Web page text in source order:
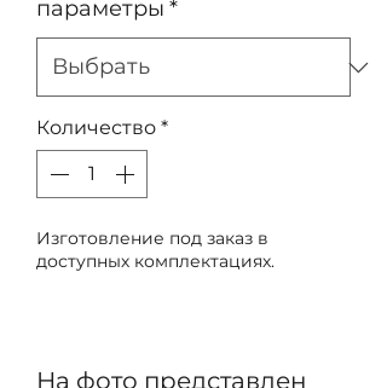
параметры *
Количество *
Изготовление под заказ в
доступных комплектациях.
На фото представлен